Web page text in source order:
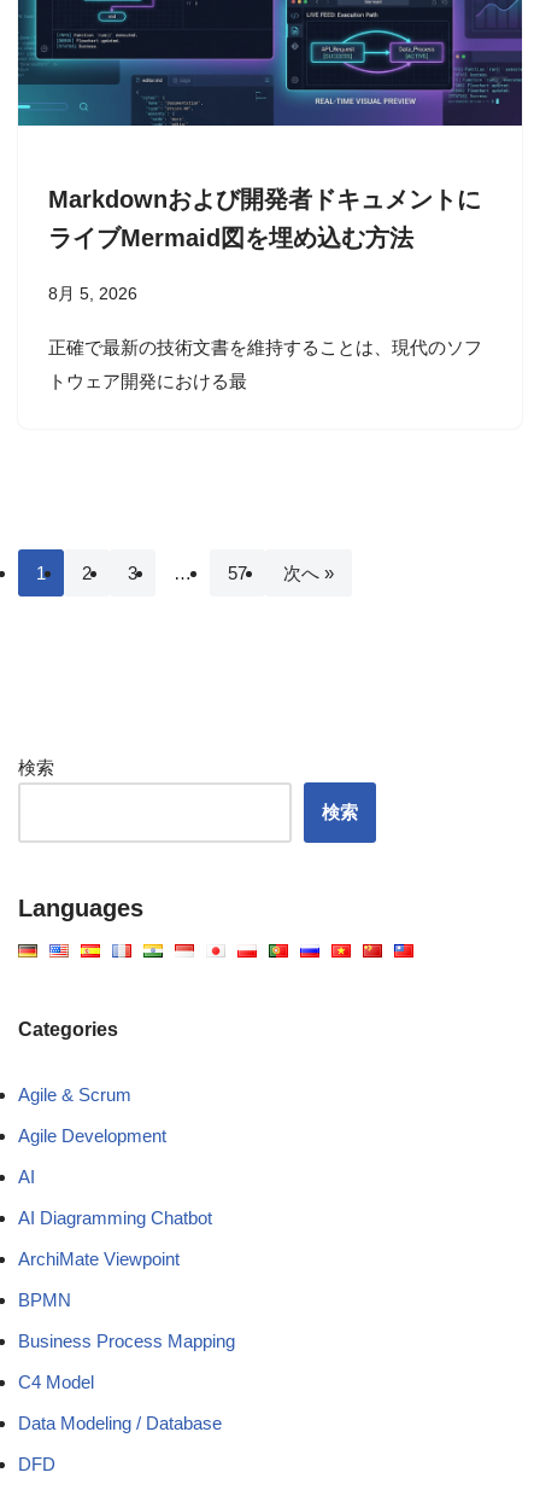
Markdownおよび開発者ドキュメントに
ライブMermaid図を埋め込む方法
8月 5, 2026
正確で最新の技術文書を維持することは、現代のソフ
トウェア開発における最
1 2 3 … 57 次へ »
検索
検索
Languages
Categories
Agile & Scrum
Agile Development
AI
AI Diagramming Chatbot
ArchiMate Viewpoint
BPMN
Business Process Mapping
C4 Model
Data Modeling / Database
DFD